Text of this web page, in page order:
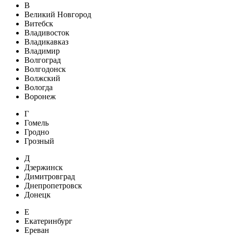
В
Великий Новгород
Витебск
Владивосток
Владикавказ
Владимир
Волгоград
Волгодонск
Волжский
Вологда
Воронеж
Г
Гомель
Гродно
Грозный
Д
Дзержинск
Димитровград
Днепропетровск
Донецк
Е
Екатеринбург
Ереван